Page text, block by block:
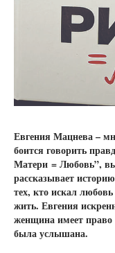
Евгения Мацнева –
боится говорить
Матери = Любовь”,
рассказывает
тех, кто искал
жить. Евгения
женщина имеет
была услышана.